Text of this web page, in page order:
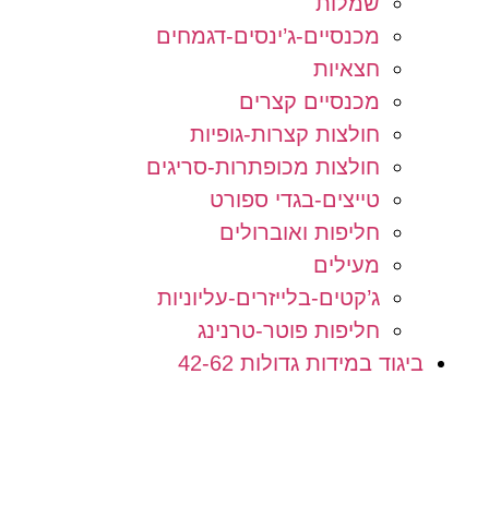
מכנסיים-ג’ינסים-דגמחים
חצאיות
מכנסיים קצרים
חולצות קצרות-גופיות
חולצות מכופתרות-סריגים
טייצים-בגדי ספורט
חליפות ואוברולים
מעילים
ג’קטים-בלייזרים-עליוניות
חליפות פוטר-טרנינג
ביגוד במידות גדולות 42-62